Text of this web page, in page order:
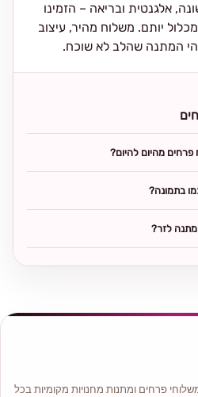
אלגנטית ובריאה – הזמינו
יותם. משלוח מהיר, עיצוב
המתנה שהלב לא שוכח.
פרחים מהיום להיום?
בתמונה?
לזר?
פרחים ומתנות מחנויות מקומיות בכל